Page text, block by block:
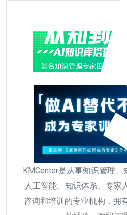
KMCenter是从事知识管理、
人工智能、知识体系、专家
咨询和培训的专业机构，拥